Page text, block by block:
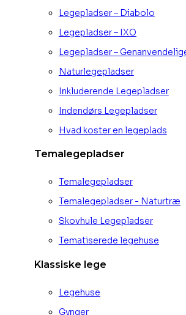
Legepladser – Diabolo
Legepladser – IXO
Legepladser –
Naturlegepladser
Inkluderende Legepladser
Indendørs Legepladser
Hvad koster en legeplads
Temalegepladser
Temalegepladser
Temalegepladser - Naturtræ
Skovhule Legepladser
Tematiserede legehuse
Klassiske lege
Legehuse
Gynger